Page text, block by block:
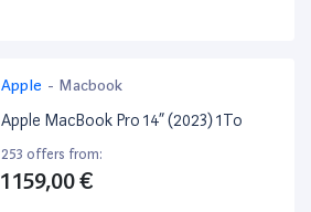
Apple - Macbook
Apple MacBook Pro 14” (2023) 1To
253 offers from:
1 159,00 €